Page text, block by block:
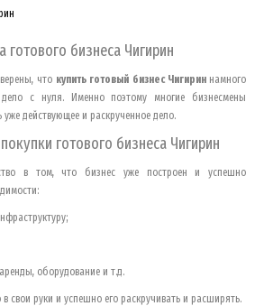
готового бизнеса Чигирин
что купить готовый бизнес Чигирин намного
дело с нуля. Именно поэтому многие бизнесмены
действующее и раскрученное дело.
готового бизнеса Чигирин
в том, что бизнес уже построен и успешно
оборудование и т.д.
в свои руки и успешно его раскручивать и расширять.